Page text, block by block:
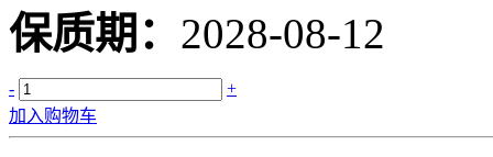
保质期： 2028-08-12
-
+
加入购物车